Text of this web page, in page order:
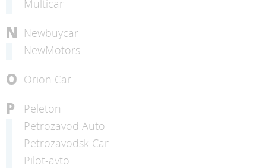
Multicar
N Newbuycar
NewMotors
O Orion Car
P
Peleton
Petrozavod Auto
Petrozavodsk Car
Pilot-avto